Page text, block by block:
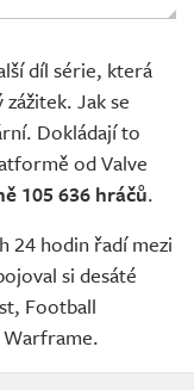
díl série, která
Jak se
Dokládají to
od Valve
105 636 hráčů.
24 hodin řadí mezi
si desáté
Football